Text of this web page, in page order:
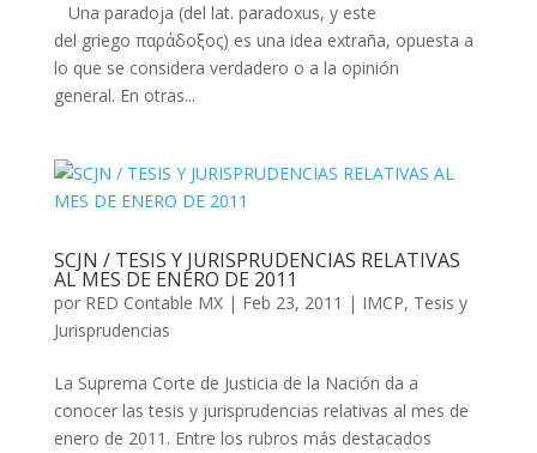
Una paradoja (del lat. paradoxus, y este
del griego παράδοξος) es una idea extraña, opuesta a
lo que se considera verdadero o a la opinión
general. En otras...
SCJN / TESIS Y JURISPRUDENCIAS RELATIVAS
AL MES DE ENERO DE 2011
por RED Contable MX| Feb 23, 2011 | IMCP, Tesis y
Jurisprudencias
La Suprema Corte de Justicia de la Nación da a
conocer las tesis y jurisprudencias relativas al mes de
enero de 2011. Entre los rubros más destacados